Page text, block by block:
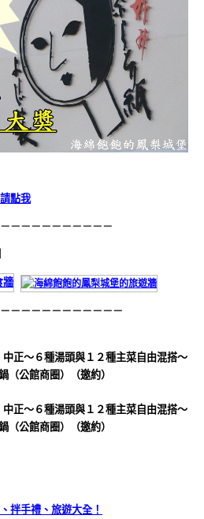
請點我
－－－－－－－－－－
－－－－－－－－－－－
拌手禮、旅遊大全！